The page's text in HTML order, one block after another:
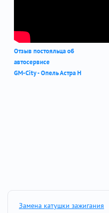
Отзыв постояльца об
автосервисе
GM-City - Опель Астра Н
Замена катушки зажигания